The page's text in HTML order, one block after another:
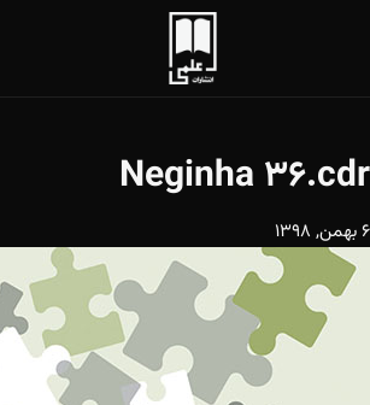
Neginha 36.cdr
6 بهمن, 1398